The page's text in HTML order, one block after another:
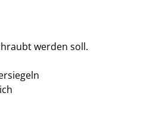
werden soll.